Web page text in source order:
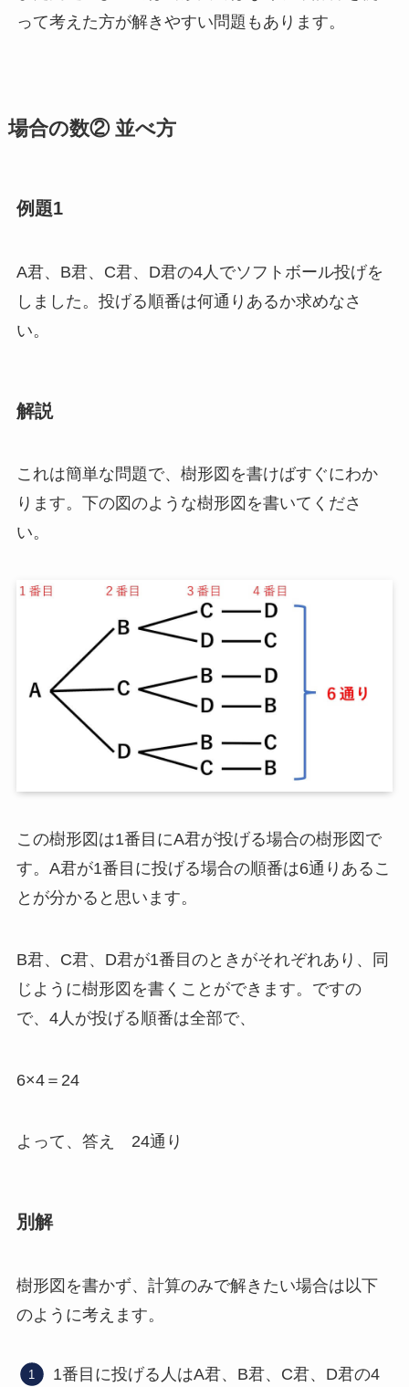
って考えた方が解きやすい問題もあります。
場合の数② 並べ方
例題1
A君、B君、C君、D君の4人でソフトボール投げを
しました。投げる順番は何通りあるか求めなさ
い。
解説
これは簡単な問題で、樹形図を書けばすぐにわか
ります。下の図のような樹形図を書いてくださ
い。
この樹形図は1番目にA君が投げる場合の樹形図で
す。A君が1番目に投げる場合の順番は6通りあるこ
とが分かると思います。
B君、C君、D君が1番目のときがそれぞれあり、同
じように樹形図を書くことができます。ですの
で、4人が投げる順番は全部で、
6×4＝24
よって、答え 24通り
別解
樹形図を書かず、計算のみで解きたい場合は以下
のように考えます。
1番目に投げる人はA君、B君、C君、D君の4